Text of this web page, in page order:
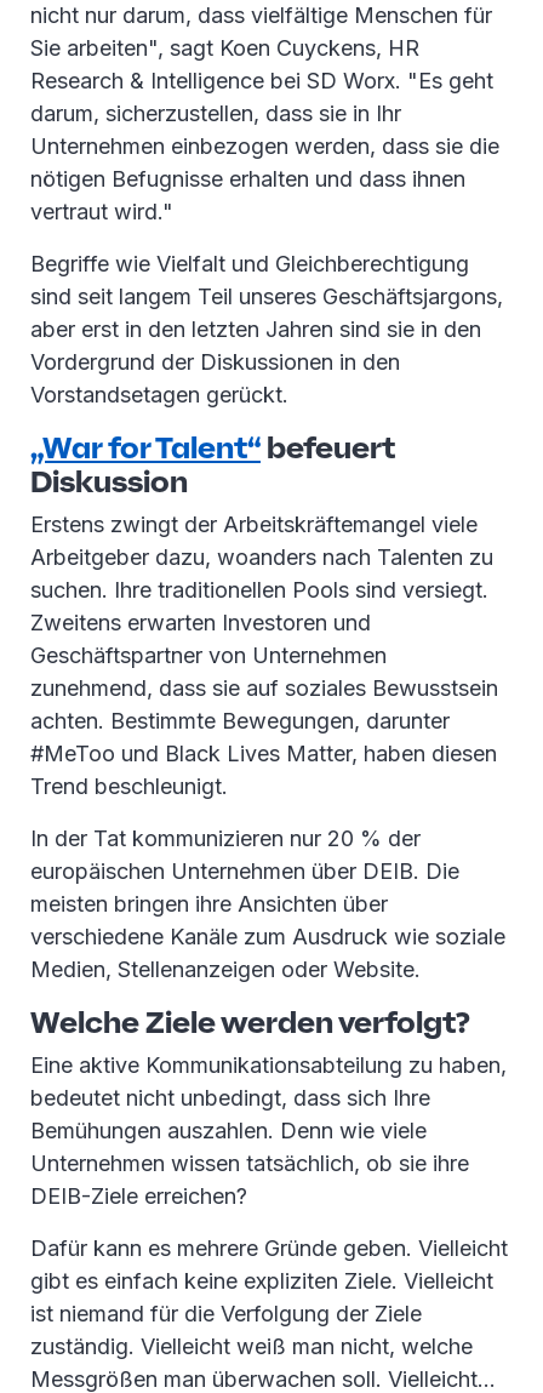
nicht nur darum, dass vielfältige Menschen für
Sie arbeiten", sagt Koen Cuyckens, HR
Research & Intelligence bei SD Worx. "Es geht
darum, sicherzustellen, dass sie in Ihr
Unternehmen einbezogen werden, dass sie die
nötigen Befugnisse erhalten und dass ihnen
vertraut wird."
Begriffe wie Vielfalt und Gleichberechtigung
sind seit langem Teil unseres Geschäftsjargons,
aber erst in den letzten Jahren sind sie in den
Vordergrund der Diskussionen in den
Vorstandsetagen gerückt.
„War for Talent“befeuert
Diskussion
Erstens zwingt der Arbeitskräftemangel viele
Arbeitgeber dazu, woanders nach Talenten zu
suchen. Ihre traditionellen Pools sind versiegt.
Zweitens erwarten Investoren und
Geschäftspartner von Unternehmen
zunehmend, dass sie auf soziales Bewusstsein
achten. Bestimmte Bewegungen, darunter
#MeToo und Black Lives Matter, haben diesen
Trend beschleunigt.
In der Tat kommunizieren nur 20 % der
europäischen Unternehmen über DEIB. Die
meisten bringen ihre Ansichten über
verschiedene Kanäle zum Ausdruck wie soziale
Medien, Stellenanzeigen oder Website.
Welche Ziele werden verfolgt?
Eine aktive Kommunikationsabteilung zu haben,
bedeutet nicht unbedingt, dass sich Ihre
Bemühungen auszahlen. Denn wie viele
Unternehmen wissen tatsächlich, ob sie ihre
DEIB-Ziele erreichen?
Dafür kann es mehrere Gründe geben. Vielleicht
gibt es einfach keine expliziten Ziele. Vielleicht
ist niemand für die Verfolgung der Ziele
zuständig. Vielleicht weiß man nicht, welche
Messgrößen man überwachen soll. Vielleicht...